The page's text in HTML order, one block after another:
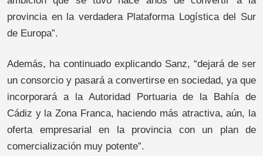
provincia en la verdadera Plataforma Logística del Sur
de Europa”.
Además, ha continuado explicando Sanz, “dejará de ser
un consorcio y pasará a convertirse en sociedad, ya que
incorporará a la Autoridad Portuaria de la Bahía de
Cádiz y la Zona Franca, haciendo más atractiva, aún, la
oferta empresarial en la provincia con un plan de
comercialización muy potente”.